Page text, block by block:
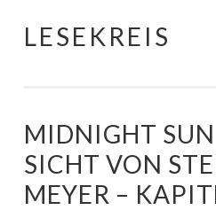
Springe
LESEKREIS
MIDNIGHT
SICHT VON
MEYER –